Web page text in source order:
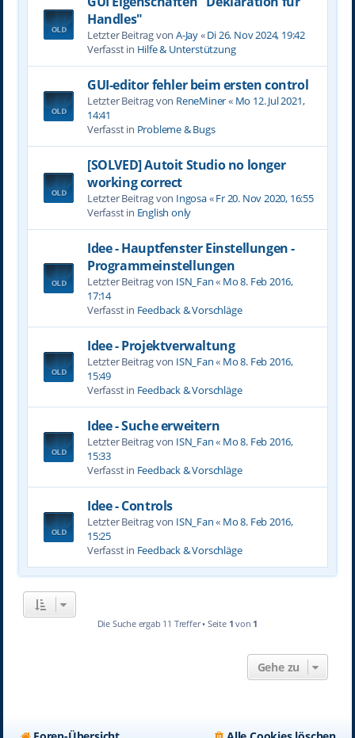
Handles"
Letzter Beitrag von A-Jay«Di 26. Nov 2024, 19:42
Verfasst in Hilfe & Unterstützung
GUI-editor fehler beim ersten control
Letzter Beitrag von ReneMiner« Mo 12. Jul 2021,
14:41
Verfasst in Probleme & Bugs
[SOLVED] Autoit Studio no longer
working correct
Letzter Beitrag von Ingosa«Fr 20. Nov 2020, 16:55
Verfasst in English only
Idee - Hauptfenster Einstellungen -
Programmeinstellungen
Letzter Beitrag von ISN_Fan« Mo 8. Feb 2016,
17:14
Verfasst in Feedback & Vorschläge
Idee - Projektverwaltung
Letzter Beitrag von ISN_Fan« Mo 8. Feb 2016,
15:49
Verfasst in Feedback & Vorschläge
Idee - Suche erweitern
Letzter Beitrag von ISN_Fan« Mo 8. Feb 2016,
15:33
Verfasst in Feedback & Vorschläge
Idee - Controls
Letzter Beitrag von ISN_Fan« Mo 8. Feb 2016,
15:25
Verfasst in Feedback & Vorschläge
Die Suche ergab 11 Treffer • Seite 1 von 1
Gehe zu